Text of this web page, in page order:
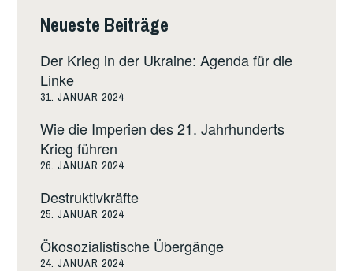
Neueste Beiträge
Der Krieg in der Ukraine: Agenda für die
Linke
31. JANUAR 2024
Wie die Imperien des 21. Jahrhunderts
Krieg führen
26. JANUAR 2024
Destruktivkräfte
25. JANUAR 2024
Ökosozialistische Übergänge
24. JANUAR 2024